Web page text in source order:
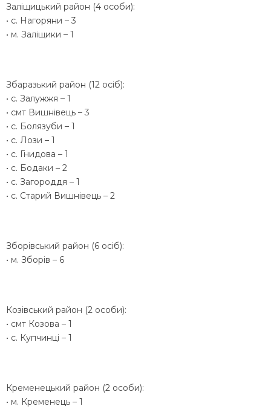
Заліщицький район (4 особи):
• с. Нагоряни – 3
• м. Заліщики – 1
Збаразький район (12 осіб):
• с. Залужжя – 1
• смт Вишнівець – 3
• с. Болязуби – 1
• с. Лози – 1
• с. Гнидова – 1
• с. Бодаки – 2
• с. Загороддя – 1
• с. Старий Вишнівець – 2
Зборівський район (6 осіб):
• м. Зборів – 6
Козівський район (2 особи):
• смт Козова – 1
• с. Купчинці – 1
Кременецький район (2 особи):
• м. Кременець – 1